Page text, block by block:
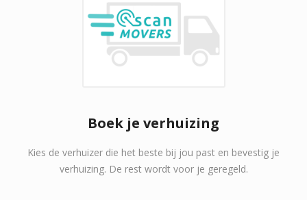
Boek je verhuizing
Kies de verhuizer die het beste bij jou past en bevestig je
verhuizing. De rest wordt voor je geregeld.